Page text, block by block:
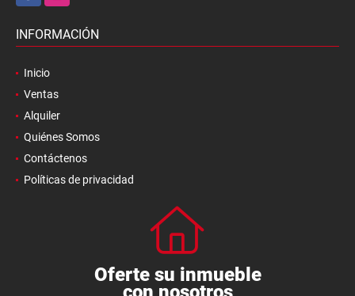
INFORMACIÓN
Inicio
Ventas
Alquiler
Quiénes Somos
Contáctenos
Políticas de privacidad
Oferte su inmueble